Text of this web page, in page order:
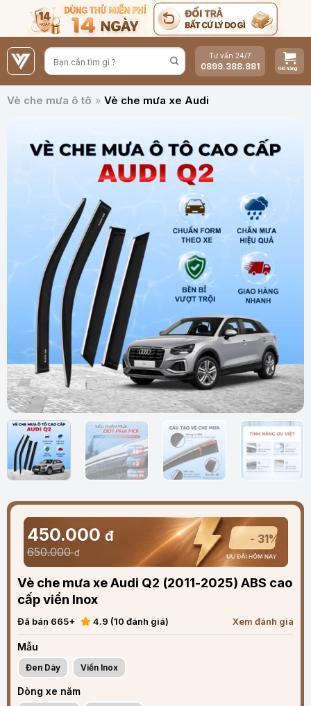
nội
dung
Tư vấn 24/7
0899.388.881
Vè che mưa ô tô » Vè che mưa xe Audi
450.000 đ
650.000đ
- 31%
Vè che mưa xe Audi Q2 (2011-2025) ABS cao
cấp viền Inox
Đã bán 665+ 4.9 (10 đánh giá) Xem đánh giá
Mẫu
Đen Dày Viền Inox
Dòng xe năm